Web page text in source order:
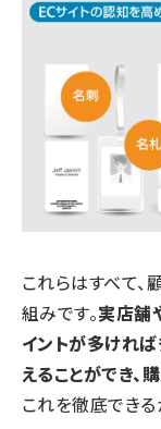
これらはすべて、
組みです。実店舗
イントが多けれ
えることができ
これを徹底できる